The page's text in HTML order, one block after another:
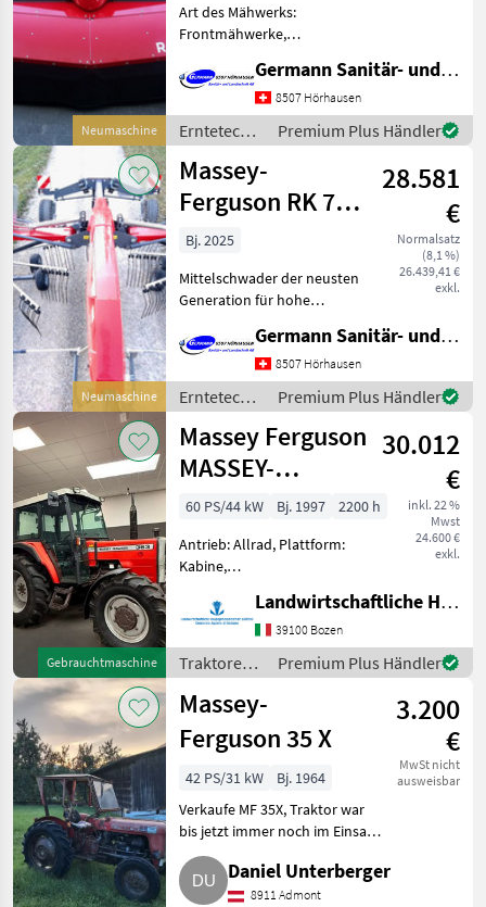
Neumaschine
Art des Mähwerks:
Frontmähwerke,
Neues, bewährtes
Frontmähwerk mit 3.06 m
Schnittbreite mit 4
Trommeln, 3 Klingen pro
Trommel,
Klingenschnellwechs
Germann Sanitär- und Landtechnik AG
8507 Hörhausen
Erntetechnik
Grünland /
Massey
Ferguson
Premium Plus Händler
Neumaschine
Massey-
Ferguson RK 762
TRC Gen 2
28.581
€
Normalsatz
(8,1 %)
26.439,41 €
exkl.
Bj. 2025
Mittelschwader der neusten
Generation für hohe
Bedienung und saubere
Schlagkraft sehr wendig
und auch für kleinere Trakt
Germann Sanitär- und Landtechnik AG
8507 Hörhausen
Erntetechnik
Grünland /
Massey
Ferguson
Premium Plus Händler
Gebrauchtmaschine
Massey Ferguson
MASSEY-
FERGUSON 363
DT
30.012
€
inkl. 22 %
Mwst
24.600 €
exkl.
60 PS/44 kW Bj. 1997
2200 h
Antrieb: Allrad, Plattform:
Kabine,
km/h: 30 km/h,
Fahrzeugpapiere
vorhanden Die
landwirtschaftliche
Hauptgenossenschaft
bietet einen MASSEY-FE
Landwirtschaftliche Hauptgen. Südtirol
39100 Bozen
Traktoren /
Massey
Ferguson
Premium Plus Händler
Massey-
Ferguson 35 X
3.200
€
MwSt nicht
ausweisbar
42 PS/31 kW
Bj. 1964
Verkaufe MF 35X, Traktor war
bis jetzt immer noch im Einsatz,
Bremsen und Lichtanlage
müssten gemacht werden. Bj.
1964. Traktoren Standard
Daniel Unterberger
8911 Admont